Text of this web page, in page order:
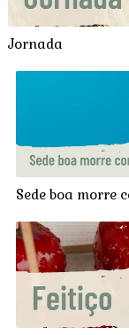
Jornada
Sede boa morre